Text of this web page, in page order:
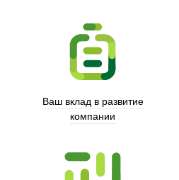
Ваш вклад в развитие
компании